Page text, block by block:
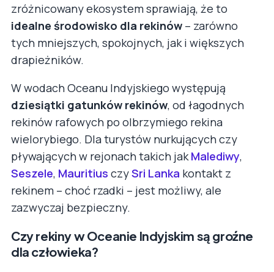
zróżnicowany ekosystem sprawiają, że to
idealne środowisko dla rekinów – zarówno
tych mniejszych, spokojnych, jak i większych
drapieżników.
W wodach Oceanu Indyjskiego występują
dziesiątki gatunków rekinów, od łagodnych
rekinów rafowych po olbrzymiego rekina
wielorybiego. Dla turystów nurkujących czy
pływających w rejonach takich jak Malediwy,
Seszele, Mauritius czySri Lanka kontakt z
rekinem – choć rzadki – jest możliwy, ale
zazwyczaj bezpieczny.
Czy rekiny w Oceanie Indyjskim są groźne
dla człowieka?